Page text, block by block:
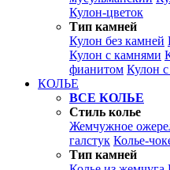
Кулон-цветок
Тип камней
Кулон без камней
Кулон с камнями
фианитом Кулон
КОЛЬЕ
ВСЕ КОЛЬЕ
Стиль колье
Жемчужное
галстук Колье-
Тип камней